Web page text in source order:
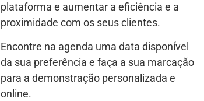
plataforma e aumentar a eficiência e a
proximidade com os seus clientes.
Encontre na agenda uma data disponível
da sua preferência e faça a sua marcação
para a demonstração personalizada e
online.